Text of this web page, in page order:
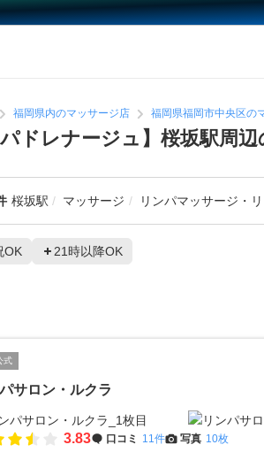
福岡県内のマッサージ店 福岡県福岡市中央区の
ドレナージュ】桜坂駅周
桜坂駅 マッサージ リンパマッサージ・
OK 21時以降OK
式
サロン・ルクラ
3.83 口コミ 11件 写真 10枚